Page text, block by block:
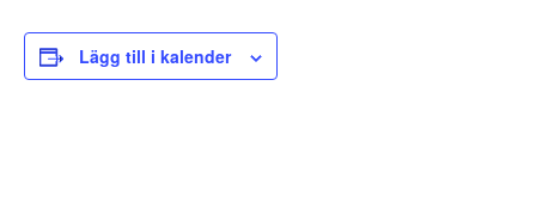
Lägg till i kalender